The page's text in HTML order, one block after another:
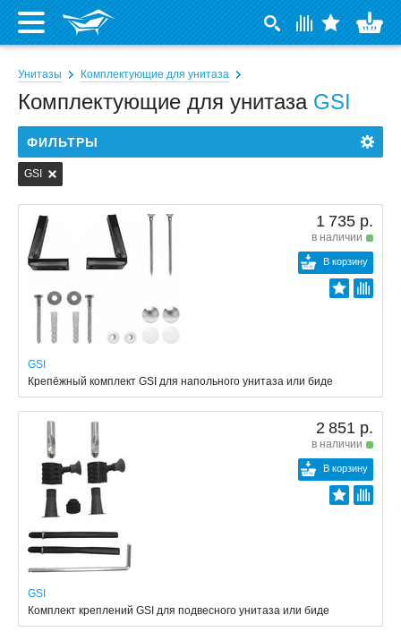
Унитазы Комплектующие для унитаза
Комплектующие для унитаза GSI
ФИЛЬТРЫ
GSI
1 735 р.
в наличии
В корзину
GSI
Крепёжный комплект GSI для напольного унитаза или биде
2 851 р.
в наличии
В корзину
GSI
Комплект креплений GSI для подвесного унитаза или биде